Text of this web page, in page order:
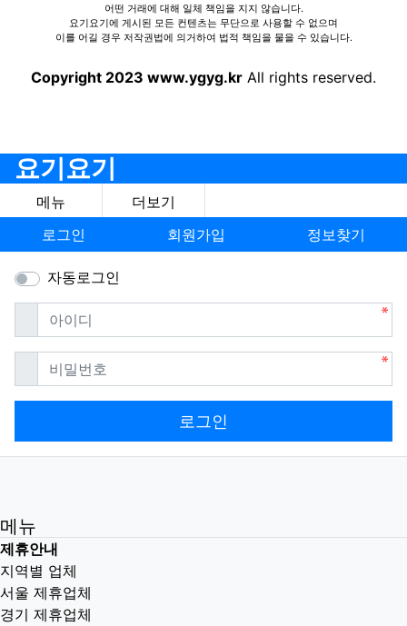
어떤 거래에 대해 일체 책임을 지지 않습니다.
요기요기에 게시된 모든 컨텐츠는 무단으로 사용할 수 없으며
이를 어길 경우 저작권법에 의거하여 법적 책임을 물을 수 있습니다.
Copyright 2023 www.ygyg.kr All rights reserved.
요기요기
메뉴
더보기
로그인
회원가입 정보찾기
자동로그인
아이디필수
비밀번호필수
로그인
메뉴
제휴안내
지역별 업체
서울 제휴업체
경기 제휴업체